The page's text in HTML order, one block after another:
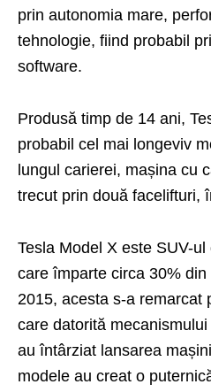
prin autonomia mare,
tehnologie, fiind probabil
software.
Produsă timp de 14 ani,
probabil cel mai longeviv
lungul carierei, mașina cu
trecut prin două facelifturi,
Tesla Model X este SUV-
care împarte circa 30%
2015, acesta s-a remarcat
care datorită
au întârziat lansarea
modele au creat o